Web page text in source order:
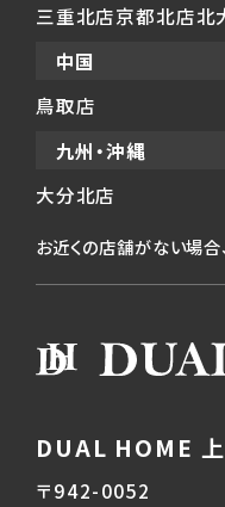
三重北店京都北店北
中国
鳥取店
九州・沖縄
大分北店
お近くの店舗がない場合
DUAL HOME
〒942-0052